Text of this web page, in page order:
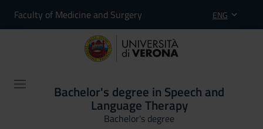
Faculty of Medicine and Surgery ENG
Bachelor's degree in Speech and
Language Therapy
Bachelor's degree